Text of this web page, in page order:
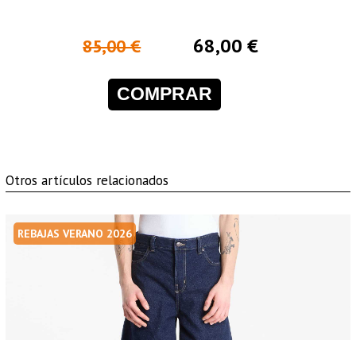
85,00 € 68,00 €
COMPRAR
Otros artículos relacionados
REBAJAS VERANO 2026